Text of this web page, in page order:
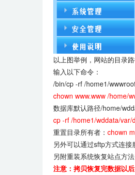
以上图举例，网站的目录
输入以下命令：
/bin/cp -rf /home1/
chown www.www /home/
数据库默认路径/home/
cp -rf /home1/wddata/
重置目录所有者： chown
另外可以通过sftp方式连
另附重装系统恢复站点方法
注意：拷贝恢复完数据以